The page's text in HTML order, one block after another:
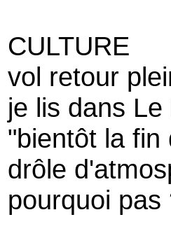
CULTURE
vol retour
je lis dans Le
"bientôt la
drôle
pourquoi pas